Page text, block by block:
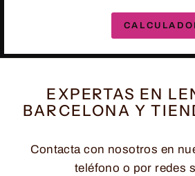
EXPERTAS EN
BARCELONA Y
Contacta con nosotros en
teléfono o por redes